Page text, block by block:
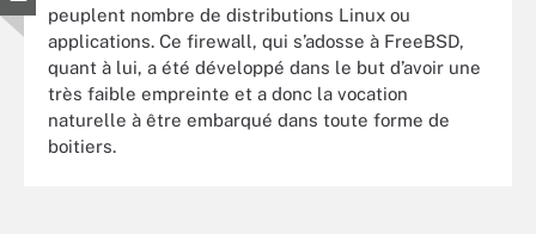
peuplent nombre de distributions Linux ou
applications. Ce firewall, qui s’adosse à FreeBSD,
quant à lui, a été développé dans le but d’avoir une
très faible empreinte et a donc la vocation
naturelle à être embarqué dans toute forme de
boitiers.